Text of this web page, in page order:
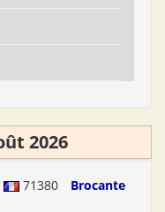
2026
71380
Brocante